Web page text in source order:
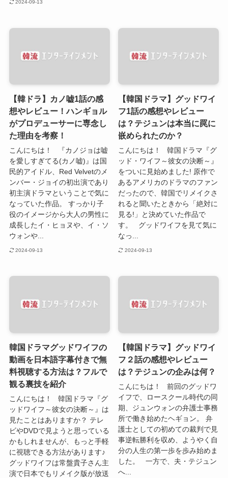
2024-09-13
【韓ドラ】カノ嘘1話の感
想やレビュー！ハンギョル
がプロデューサーに専念し
た理由を考察！
こんにちは！ 『カノジョは嘘
を愛しすぎてる(カノ嘘)』は国
民的アイドル、Red Velvetのメ
ンバー・ジョイの初出演であり
初主演ドラマということで気に
なっていた作品。 すっかり子
役のイメージから大人の男性に
成長したイ・ヒョヌや、イ・ソ
ウォンや...
2024-09-13
【韓国ドラマ】グッドワイ
フ1話の感想やレビュー
は？テジュンは本当に罠に
嵌められたのか？
こんにちは！ 韓国ドラマ『グ
ッド・ワイフ～彼女の決断～』
をついに見始めました! 原作で
あるアメリカのドラマのファン
だったので、韓国でリメイクさ
れると聞いたときから「絶対に
見る!」と決めていた作品で
す。 グッドワイフを見て気に
なっ...
2024-09-13
韓国ドラマグッドワイフの
動画を日本語字幕付きで無
料視聴する方法は？フルで
観る裏技を紹介
こんにちは！ 韓国ドラマ『グ
ッドワイフ～彼女の決断～』は
見たことはありますか？ テレ
ビやDVDで見ようと思っている
かもしれませんが、もっと手軽
に視聴できる方法があります♪
グッドワイフは常盤貴子さん主
演で日本でもリメイク版が放送
【韓国ドラマ】グッドワイ
フ２話の感想やレビュー
は？テジュンの企みは何？
こんにちは！ 前回のグッドワ
イフで、ロースクール時代の同
期、ジュンウォンの弁護士事務
所で働き始めたヘギョン。 弁
護士としての初めての裁判で見
事逆転勝利を収め、ようやく自
分の人生の第一歩を歩み始めま
した。 一方で、夫・テジュン
へ...